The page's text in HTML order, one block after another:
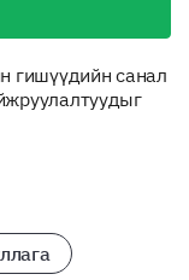
гишүүдийн санал